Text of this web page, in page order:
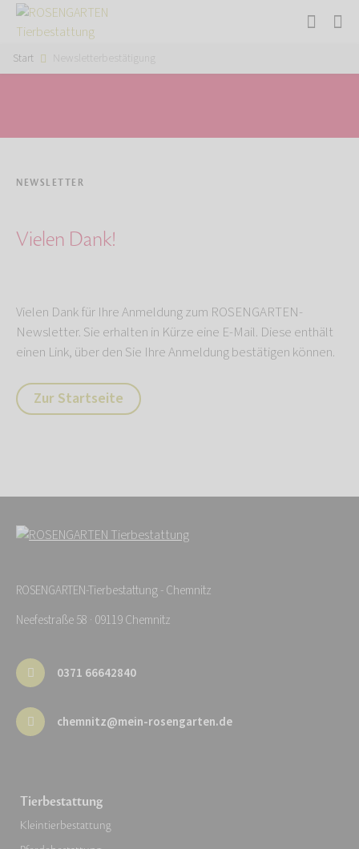
Start Newsletterbestätigung
NEWSLETTER
Vielen Dank!
Vielen Dank für Ihre Anmeldung zum ROSENGARTEN-
Newsletter. Sie erhalten in Kürze eine E-Mail. Diese enthält
einen Link, über den Sie Ihre Anmeldung bestätigen können.
Zur Startseite
ROSENGARTEN-Tierbestattung - Chemnitz
Neefestraße 58 · 09119 Chemnitz
0371 66642840
chemnitz@mein-rosengarten.de
Tierbestattung
Kleintierbestattung